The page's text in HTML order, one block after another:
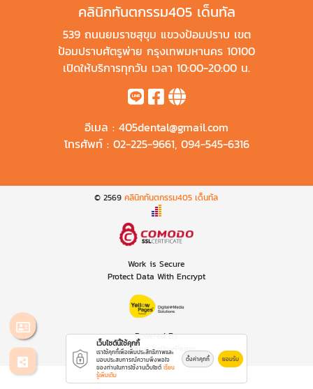
คลินิกทันตกรรม405 เด็นทัล
539 ถนนยมราชสุขุม แขวงป้อมปราบ เขต
ป้อมปราบศัตรูพ่าย กรุงเทพมหานคร 10100
เปิดให้บริการทุกวัน เวลา 10:00-20:00 น.
อีเมล : 405dental@gmail.com
โทรศัพท์ : 02-225-9661, 094-545-6316
© 2569คลินิกทันตกรรม405 เด็นทัล
Work is Secure
Protect Data With Encrypt
Powered By
Thailand YellowPages
เว็บไซต์นี้ใช้คุกกี้
เราใช้คุกกี้เพื่อเพิ่มประสิทธิภาพและ
มอบประสบการณ์ความพึงพอใจ
ของท่านในการใช้งานเว็บไซต์ เรียน
รู้เพิ่มเติม
ตั้งค่าคุกกี้ ยอมรับ